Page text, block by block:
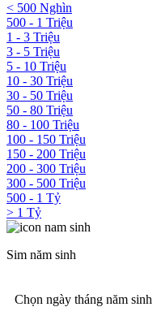
< 500 Nghìn
500 - 1 Triệu
1 - 3 Triệu
3 - 5 Triệu
5 - 10 Triệu
10 - 30 Triệu
30 - 50 Triệu
50 - 80 Triệu
80 - 100 Triệu
100 - 150 Triệu
150 - 200 Triệu
200 - 300 Triệu
300 - 500 Triệu
500 - 1 Tỷ
> 1 Tỷ
Sim năm sinh
Chọn ngày tháng năm sinh